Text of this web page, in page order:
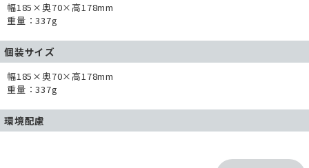
幅185×奥70×高178mm
重量：337g
個装サイズ
幅185×奥70×高178mm
重量：337g
環境配慮